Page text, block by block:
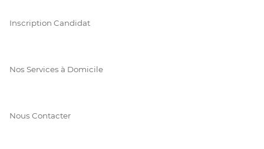
Inscription Candidat
Nos Services à Domicile
Nous Contacter